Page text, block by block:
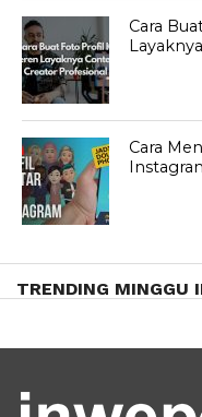
Cara
Cara
TRENDING MINGGU